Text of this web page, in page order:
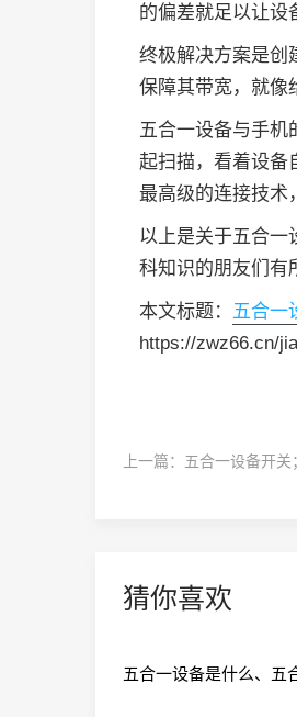
的偏差就足以让设
终极解决方案是创
保障其带宽，就像
五合一设备与手机
起扫描，看着设备
最高级的连接技术
以上是关于五合一
科知识的朋友们有
本文标题： 五合一
https://zwz66.cn/
上一篇： 五合一设备开关
猜你喜欢
五合一设备是什么、五